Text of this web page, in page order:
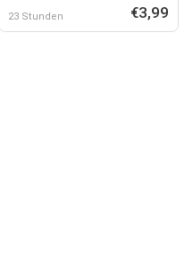
23 Stunden €3,99